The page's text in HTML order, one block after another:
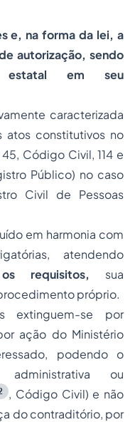
e, na forma da lei, a
autorização, sendo
estatal em seu
caracterizada
atos constitutivos no
Código Civil, 114 e
Público) no caso
Civil de Pessoas
em harmonia com
atendendo
requisitos, sua
próprio.
extinguem-se por
ação do Ministério
podendo o
administrativa ou
, Código Civil) e não
do contraditório, por